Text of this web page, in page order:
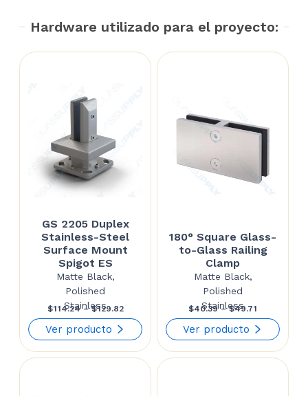
Hardware utilizado para el proyecto:
GS 2205 Duplex
Stainless-Steel
Surface Mount
Spigot ES
Matte Black,
Polished
Stainless
$114.24 – $129.82Price
range:
$114.24
through
Ver producto
180° Square Glass-
to-Glass Railing
Clamp
Matte Black,
Polished
Stainless
$40.39 – $49.71
range:
$40.39
through
Ver producto